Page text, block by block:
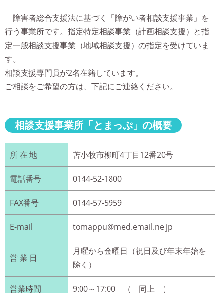
障害者総合支援法に基づく「障がい者相談支援事業」を
行う事業所です。指定特定相談事業（計画相談支援）と指
定一般相談支援事業（地域相談支援）の指定を受けていま
す。
相談支援専門員が2名在籍しています。
ご相談をご希望の方は、下記にご連絡ください。
相談支援事業所「とまっぷ」の概要
所 在 地 苫小牧市柳町4丁目12番20号
電話番号 0144-52-1800
FAX番号 0144-57-5959
E-mail tomappu@med.email.ne.jp
営 業 日
月曜から金曜日（祝日及び年末年始を
除く）
営業時間 9:00～17:00 （ 同上 ）